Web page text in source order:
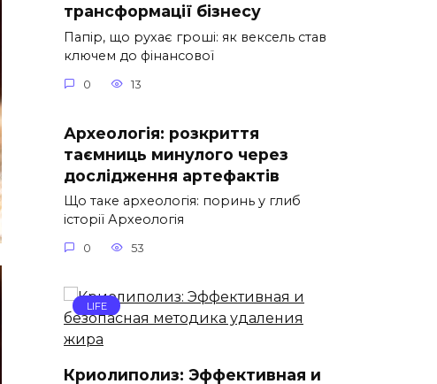
трансформації бізнесу
Папір, що рухає гроші: як вексель став
ключем до фінансової
0 13
Археологія: розкриття
таємниць минулого через
дослідження артефактів
Що таке археологія: поринь у глиб
історії Археологія
0 53
LIFE
Криолиполиз: Эффективная и